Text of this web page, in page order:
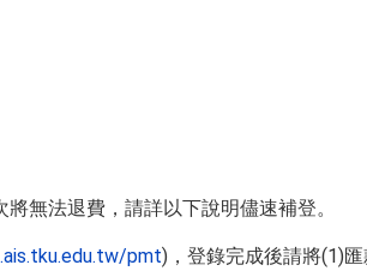
無法退費，請詳以下說明儘速補登。
pmt)，登錄完成後請將(1)